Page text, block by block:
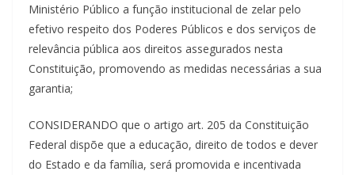
Ministério Público a função institucional de zelar pelo
efetivo respeito dos Poderes Públicos e dos serviços de
relevância pública aos direitos assegurados nesta
Constituição, promovendo as medidas necessárias a sua
garantia;
CONSIDERANDO que o artigo art. 205 da Constituição
Federal dispõe que a educação, direito de todos e dever
do Estado e da família, será promovida e incentivada